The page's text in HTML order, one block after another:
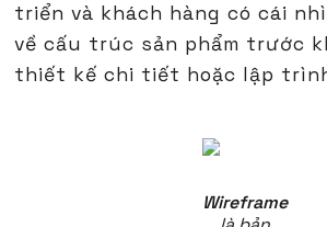
triển và khách hàng có cái
về cấu trúc sản phẩm trước
thiết kế chi tiết hoặc lập
Wireframe